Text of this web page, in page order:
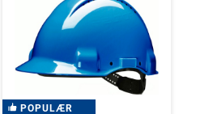
POPULÆR